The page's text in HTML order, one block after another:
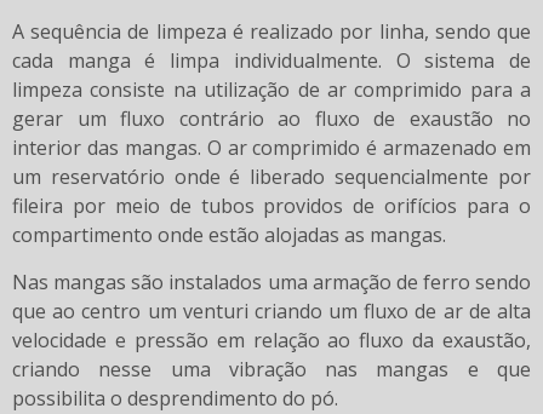
A sequência de limpeza é realizado por linha, sendo que
cada manga é limpa individualmente. O sistema de
limpeza consiste na utilização de ar comprimido para a
gerar um fluxo contrário ao fluxo de exaustão no
interior das mangas. O ar comprimido é armazenado em
um reservatório onde é liberado sequencialmente por
fileira por meio de tubos providos de orifícios para o
compartimento onde estão alojadas as mangas.
Nas mangas são instalados uma armação de ferro sendo
que ao centro um venturi criando um fluxo de ar de alta
velocidade e pressão em relação ao fluxo da exaustão,
criando nesse uma vibração nas mangas e que
possibilita o desprendimento do pó.